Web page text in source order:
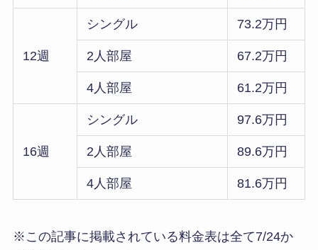
12週
シングル 73.2万円
2人部屋 67.2万円
4人部屋 61.2万円
16週
シングル 97.6万円
2人部屋 89.6万円
4人部屋 81.6万円
※この記事に掲載されている料金表は全て7/24か